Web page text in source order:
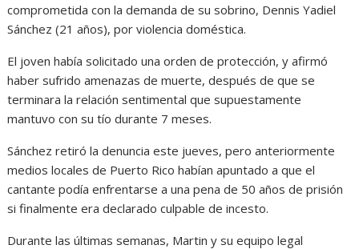
comprometida con la demanda de su sobrino, Dennis Yadiel
Sánchez (21 años), por violencia doméstica.
El joven había solicitado una orden de protección, y afirmó
haber sufrido amenazas de muerte, después de que se
terminara la relación sentimental que supuestamente
mantuvo con su tío durante 7 meses.
Sánchez retiró la denuncia este jueves, pero anteriormente
medios locales de Puerto Rico habían apuntado a que el
cantante podía enfrentarse a una pena de 50 años de prisión
si finalmente era declarado culpable de incesto.
Durante las últimas semanas, Martin y su equipo legal